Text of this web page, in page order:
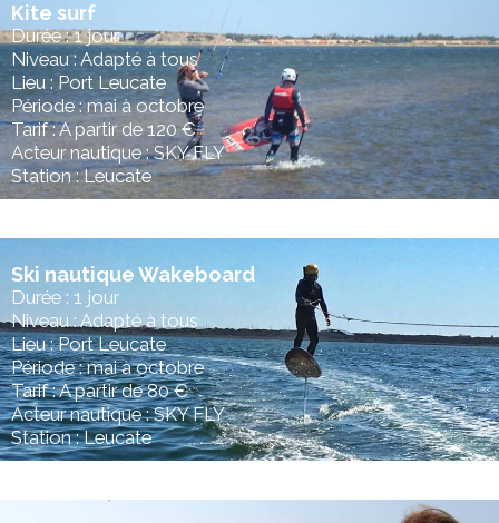
Kite surf
Durée : 1 jour
Niveau : Adapté à tous
Lieu : Port Leucate
Période : mai à octobre
Tarif : A partir de 120 €
Acteur nautique : SKY FLY
Station : Leucate
Ski nautique Wakeboard
Durée : 1 jour
Niveau : Adapté à tous
Lieu : Port Leucate
Période : mai à octobre
Tarif : A partir de 80 €
Acteur nautique : SKY FLY
Station : Leucate